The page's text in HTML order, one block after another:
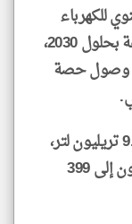
للكهرباء
من مراكز البيانات إلى 945 تيراواط/ساعة بحلول 2030،
وصول حصة
كما يُتوقع أن يصل استهلاك المياه إلى 9.3 تريليون لتر،
بينما سترتفع انبعاثات ثاني أكسيد الكربون إلى 399